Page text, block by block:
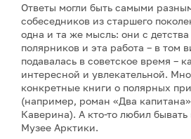
Ответы могли быть самыми
собеседников из старшего
одна и та же мысль: они с
полярников и эта работа – в том
подавалась в советское время –
интересной и увлекательной.
конкретные книги о полярных
(например, роман «Два
Каверина). А кто-то любил
Музее Арктики.